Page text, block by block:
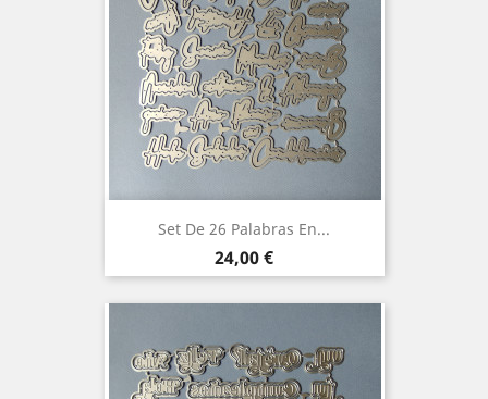
Set De 26 Palabras En...
Precio
24,00 €